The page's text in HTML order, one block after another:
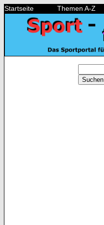
Startseite Themen A-Z
Suchen